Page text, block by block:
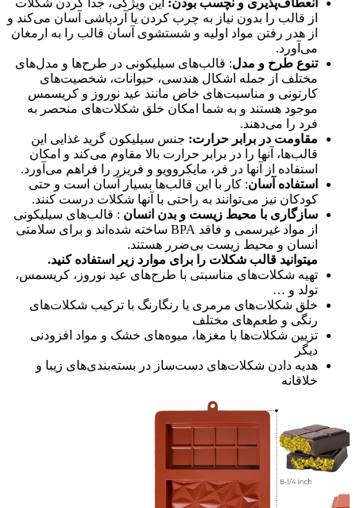
از قالب را بدون نیاز به چرب کردن یا آردپاشی آسان می‌کند و
از هدر رفتن مواد اولیه و شستشوی آسان قالب را به ارمغان
می‌آورد.
تنوع طرح و مدل: قالب‌های سیلیکونی در طرح‌ها و مدل‌های
مختلف از جمله اشکال هندسی، حیوانات، شخصیت‌های
کارتونی و مناسبت‌های خاص مانند عید نوروز و کریسمس
موجود هستند و به شما امکان خلق شکلات‌های منحصر به
فرد را می‌دهند.
مقاومت در برابر حرارت: جنس سیلیکون گرید غذایی این
قالب‌ها، آنها را در برابر حرارت بالا مقاوم می‌کند و امکان
استفاده از آنها در فر، مایکروویو و فریزر را فراهم می‌آورد.
استفاده آسان: کار با این قالب‌ها بسیار آسان است و حتی
کودکان نیز می‌توانند به راحتی با آنها شکلات درست کنند.
سازگاری با محیط زیست و بدن انسان : قالب‌های سیلیکونی
از مواد غیرسمی و فاقد BPA ساخته شده‌اند و برای سلامتی
انسان و محیط زیست بی‌ضرر هستند.
میتوانید قالب شکلات را برای موارد زیر استفاده کنید.
تهیه شکلات‌های مناسبتی با طرح‌های عید نوروز، کریسمس،
تولد و …
خلق شکلات‌های مرمری یا رنگارنگ با ترکیب شکلات‌های
رنگی و طعم‌های مختلف
تزیین شکلات‌ها با مغزها، میوه‌های خشک و مواد افزودنی
دیگر
هدیه دادن شکلات‌های دست‌ساز در بسته‌بندی‌های زیبا و
خلاقانه